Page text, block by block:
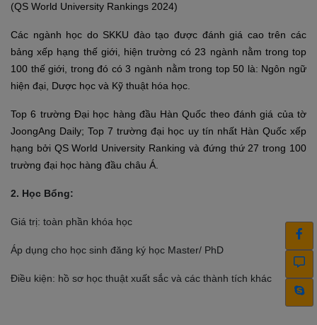
(QS World University Rankings 2024)
Các ngành học do SKKU đào tạo được đánh giá cao trên các
bảng xếp hạng thế giới, hiện trường có 23 ngành nằm trong top
100 thế giới, trong đó có 3 ngành nằm trong top 50 là: Ngôn ngữ
hiện đại, Dược học và Kỹ thuật hóa học.
Top 6 trường Đại học hàng đầu Hàn Quốc theo đánh giá của tờ
JoongAng Daily; Top 7 trường đại học uy tín nhất Hàn Quốc xếp
hạng bởi QS World University Ranking và đứng thứ 27 trong 100
trường đại học hàng đầu châu Á.
2. Học Bổng:
Giá trị: toàn phần khóa học
Áp dụng cho học sinh đăng ký học Master/ PhD
Điều kiện: hồ sơ học thuật xuất sắc và các thành tích khác